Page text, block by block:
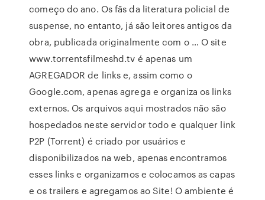
começo do ano. Os fãs da literatura policial de
suspense, no entanto, já são leitores antigos da
obra, publicada originalmente com o … O site
www.torrentsfilmeshd.tv é apenas um
AGREGADOR de links e, assim como o
Google.com, apenas agrega e organiza os links
externos. Os arquivos aqui mostrados não são
hospedados neste servidor todo e qualquer link
P2P (Torrent) é criado por usuários e
disponibilizados na web, apenas encontramos
esses links e organizamos e colocamos as capas
e os trailers e agregamos ao Site! O ambiente é